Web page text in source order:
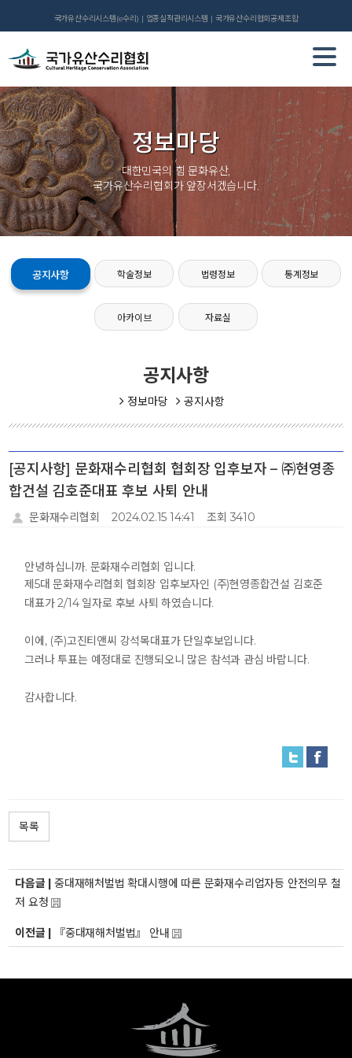
국가유산수리시스템(e수리) 업종실적관리시스템 국가유산수리협회공제조합
정보마당
대한민국의 힘 문화유산,
국가유산수리협회가 앞장서겠습니다.
공지사항 학술정보 법령정보 통계정보
아카이브 자료실
공지사항
정보마당 공지사항
[공지사항] 문화재수리협회 협회장 입후보자 – ㈜현영종
합건설 김호준대표 후보 사퇴 안내
문화재수리협회 2024.02.15 14:41 조회 3410
안녕하십니까. 문화재수리협회 입니다.
제5대 문화재수리협회 협회장 입후보자인 (주)현영종합건설 김호준
대표가 2/14 일자로 후보 사퇴 하였습니다.
이에, (주)고진티앤씨 강석목대표가 단일후보입니다.
그러나 투표는 예정대로 진행되오니 많은 참석과 관심 바랍니다.
감사합니다.
목록
다음글 |중대재해처벌법 확대시행에 따른 문화재수리업자등 안전의무 철
저 요청
이전글 | 『중대재해처벌법』 안내